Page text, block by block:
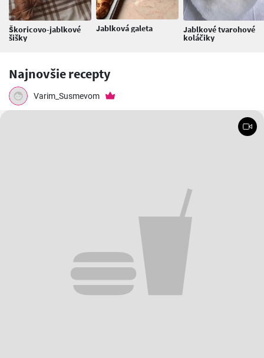
Škoricovo-jablkové
šišky
Jablková galeta Jablkové tvarohové
koláčiky
Najnovšie recepty
Varim_Susmevom